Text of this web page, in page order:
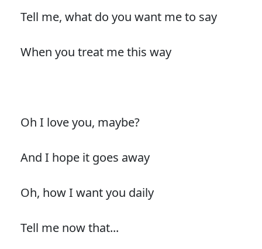
Tell me, what do you want me to say
When you treat me this way
Oh I love you, maybe?
And I hope it goes away
Oh, how I want you daily
Tell me now that...